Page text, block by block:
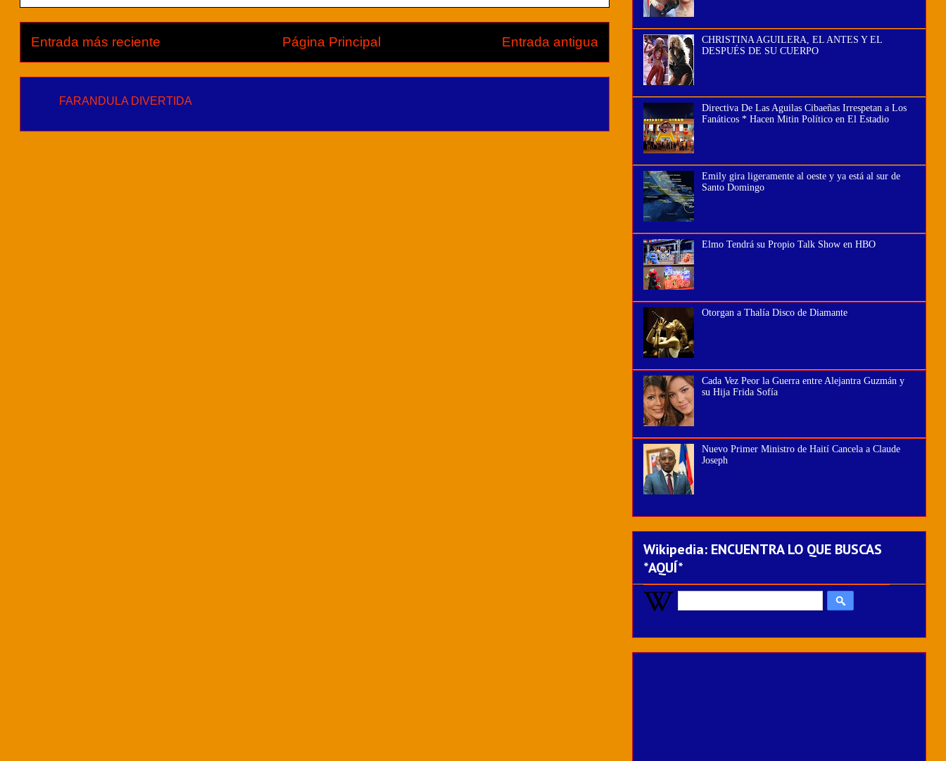
Entrada más reciente Entrada antigua
Página Principal
FARANDULA DIVERTIDA
CHRISTINA AGUILERA, EL ANTES Y EL
DESPUÉS DE SU CUERPO
Directiva De Las Aguilas Cibaeñas Irrespetan a Los
Fanáticos * Hacen Mitin Político en El Estadio
Emily gira ligeramente al oeste y ya está al sur de
Santo Domingo
Elmo Tendrá su Propio Talk Show en HBO
Otorgan a Thalía Disco de Diamante
Cada Vez Peor la Guerra entre Alejantra Guzmán y
su Hija Frida Sofía
Nuevo Primer Ministro de Haití Cancela a Claude
Joseph
Wikipedia: ENCUENTRA LO QUE BUSCAS
*AQUÍ*